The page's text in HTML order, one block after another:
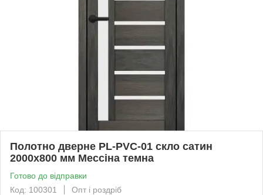
Полотно дверне PL-PVC-01 скло сатин
2000х800 мм Мессіна темна
Готово до відправки
Код: 100301
Опт і роздріб